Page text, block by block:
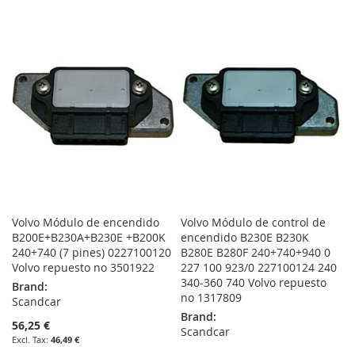
LIST
Volvo Módulo de encendido
B200E+B230A+B230E +B200K
240+740 (7 pines) 0227100120
Volvo repuesto no 3501922
Brand:
Scandcar
56,25 €
46,49 €
Volvo Módulo de control de
encendido B230E B230K
B280E B280F 240+740+940 0
227 100 923/0 227100124 240
340-360 740 Volvo repuesto
no 1317809
Brand:
Scandcar